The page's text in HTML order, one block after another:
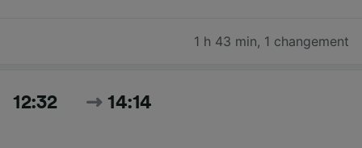
1 h 43 min, 1 changement
12:32 14:14